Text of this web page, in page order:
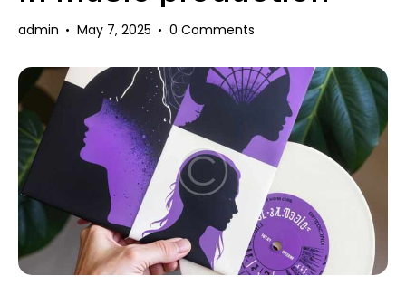
admin May 7, 2025 0 Comments